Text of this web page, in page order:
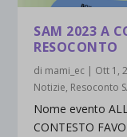
SAM 2023 A
RESOCONTO
di mami_ec Ott 1,
Notizie, Resoconto
Nome evento
CONTESTO